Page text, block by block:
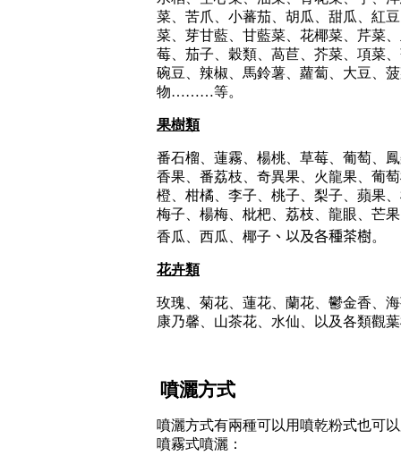
菜、苦爪、小蕃茄、胡瓜、甜瓜、紅
菜、芽甘藍、甘藍菜、花椰菜、芹菜
莓、茄子、穀類、萵苣、芥菜、項菜
碗豆、辣椒、馬鈴薯、蘿蔔、大豆、
物………等。
果樹類
番石榴、蓮霧、楊桃、草莓、葡萄、
香果、番荔枝、奇異果、火龍果、葡
橙、柑橘、李子、桃子、梨子、蘋果
梅子、楊梅、枇杷、荔枝、龍眼、芒
香瓜、西瓜、椰子 、以及各種茶樹。
花卉類
玫瑰、菊花、蓮花、蘭花、鬱金香、
康乃馨、山茶花、水仙、以及各類觀
噴灑方式
噴灑方式有兩種可以用噴乾粉式也可
噴霧式噴灑：